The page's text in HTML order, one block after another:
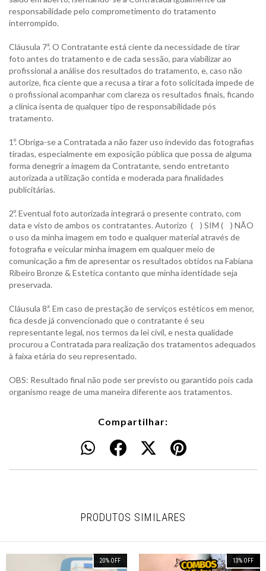
responsabilidade pelo comprometimento do tratamento
interrompido.
Cláusula 7ª. O Contratante está ciente da necessidade de tirar
foto antes do tratamento e de cada sessão, para viabilizar ao
profissional a análise dos resultados do tratamento, e, caso não
autorize, fica ciente que a recusa a tirar a foto solicitada impede de
o profissional acompanhar com clareza os resultados finais, ficando
a clínica isenta de qualquer tipo de responsabilidade pós
tratamento.
1º. Obriga-se a Contratada a não fazer uso indevido das fotografias
tiradas, especialmente em exposição pública que possa de alguma
forma denegrir a imagem da Contratante, sendo entretanto
autorizada a utilização contida e moderada para finalidades
publicitárias.
2º. Eventual foto autorizada integrará o presente contrato, com
data e visto de ambos os contratantes. Autorizo ( ) SIM ( ) NÃO
o uso da minha imagem em todo e qualquer material através de
fotografia e veicular minha imagem em qualquer meio de
comunicação a fim de apresentar os resultados obtidos na Fabiana
Ribeiro Bronze & Estetica contanto que minha identidade seja
preservada.
Cláusula 8ª. Em caso de prestação de serviços estéticos em menor,
fica desde já convencionado que o contratante é seu
representante legal, nos termos da lei civil, e nesta qualidade
procurou a Contratada para realização dos tratamentos adequados
à faixa etária do seu representado.
OBS: Resultado final não pode ser previsto ou garantido pois cada
organismo reage de uma maneira diferente aos tratamentos.
Compartilhar:
PRODUTOS SIMILARES
20% OFF 13% OFF